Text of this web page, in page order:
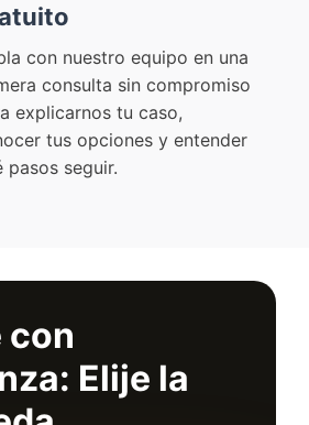
con nuestro equipo en una
consulta sin compromiso
explicarnos tu caso,
tus opciones y entender
pasos seguir.
con
Elije la